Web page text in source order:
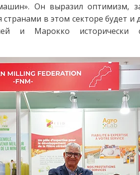
Он выразил оптимизм,
в этом секторе будет и
и Марокко исторически